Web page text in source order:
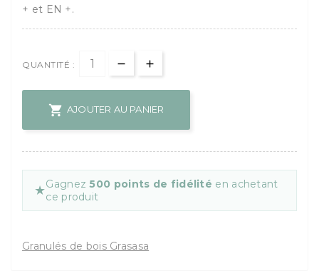
+ et EN +.
QUANTITÉ :
 AJOUTER AU PANIER
★Gagnez500 points de fidélité en achetant
ce produit
Granulés de bois Grasasa